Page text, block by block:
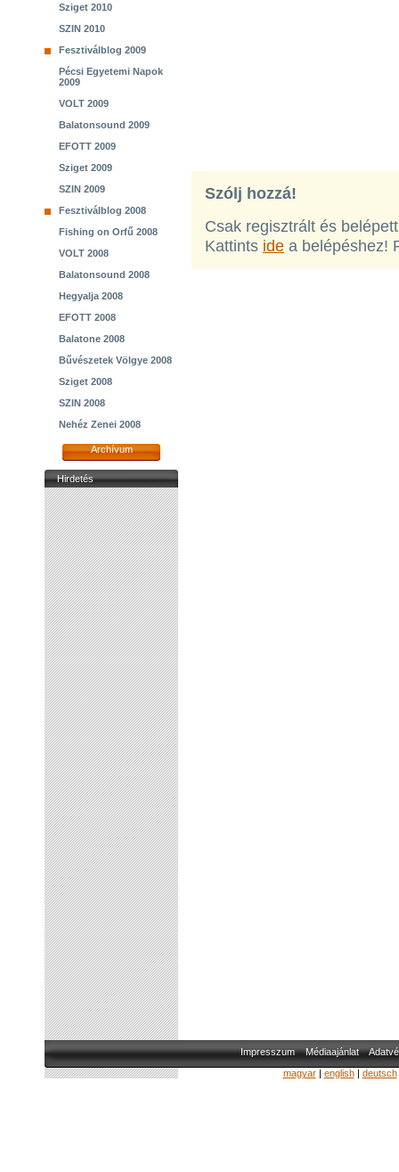
Sziget 2010
SZIN 2010
Fesztiválblog 2009
Pécsi Egyetemi Napok
2009
VOLT 2009
Balatonsound 2009
EFOTT 2009
Sziget 2009
SZIN 2009
Fesztiválblog 2008
Fishing on Orfű 2008
VOLT 2008
Balatonsound 2008
Hegyalja 2008
EFOTT 2008
Balatone 2008
Bűvészetek Völgye 2008
Sziget 2008
SZIN 2008
Nehéz Zenei 2008
Archívum
Hirdetés
Szólj hozzá!
Csak regisztrált és
Kattints ide a belépéshez!
Impresszum Médiaajánlat
magyar| english| deutsch